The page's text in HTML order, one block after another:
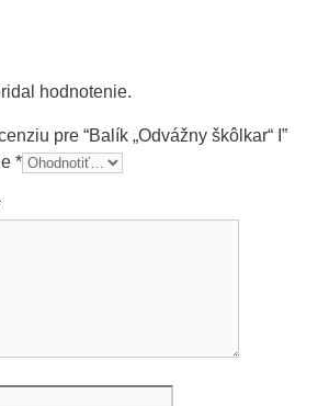
hodnotenie.
pre “Balík „Odvážny škôlkar“ I”
*